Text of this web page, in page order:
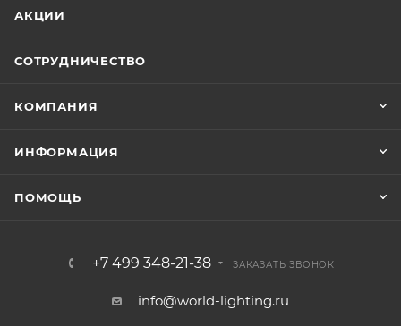
АКЦИИ
СОТРУДНИЧЕСТВО
КОМПАНИЯ
ИНФОРМАЦИЯ
ПОМОЩЬ
+7 499 348-21-38 ЗАКАЗАТЬ ЗВОНОК
info@world-lighting.ru